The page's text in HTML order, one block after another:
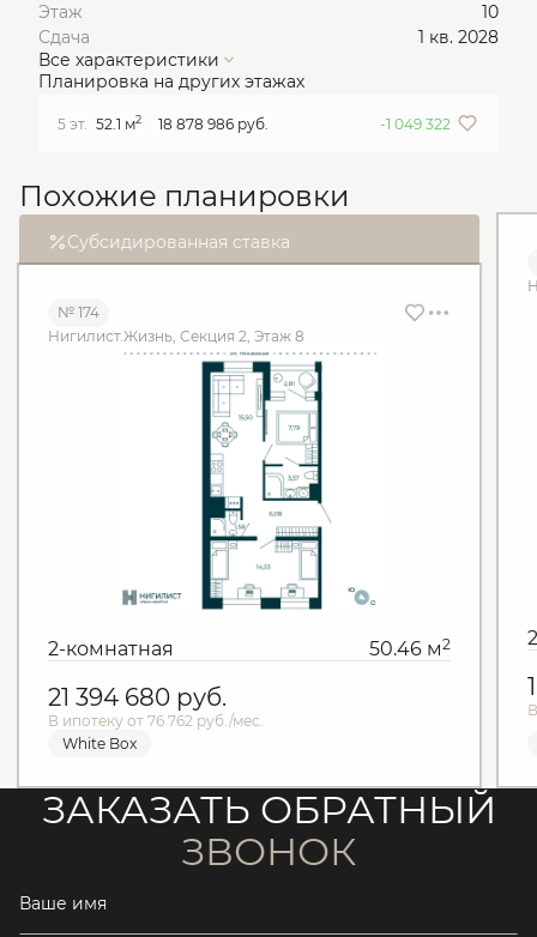
Этаж
10
Сдача
1 кв. 2028
Все характеристики
Планировка на других этажах
5 эт. 52.1 м2 18 878 986 руб. -1 049 322
Похожие планировки
Субсидированная ставка
№ 174
Нигилист.Жизнь, Секция 2, Этаж 8
2-комнатная 50.46 м2
21 394 680 руб.
В ипотеку от 76 762 руб./мес.
White Box
ЗАКАЗАТЬ ОБРАТНЫЙ
ЗВОНОК
Ваше имя